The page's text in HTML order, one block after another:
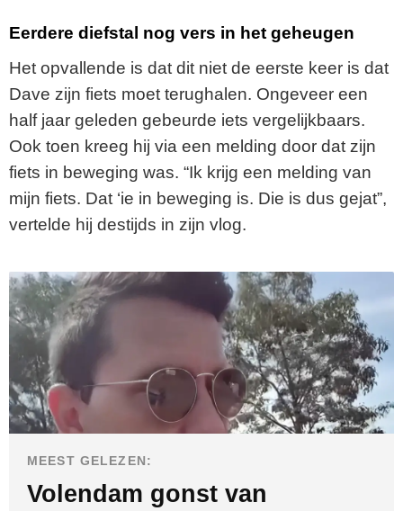
Eerdere diefstal nog vers in het geheugen
Het opvallende is dat dit niet de eerste keer is dat
Dave zijn fiets moet terughalen. Ongeveer een
half jaar geleden gebeurde iets vergelijkbaars.
Ook toen kreeg hij via een melding door dat zijn
fiets in beweging was. “Ik krijg een melding van
mijn fiets. Dat ‘ie in beweging is. Die is dus gejat”,
vertelde hij destijds in zijn vlog.
MEEST GELEZEN:
Volendam gonst van